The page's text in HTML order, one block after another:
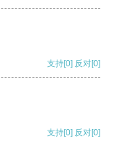
支持[0] 反对[0]
支持[0] 反对[0]